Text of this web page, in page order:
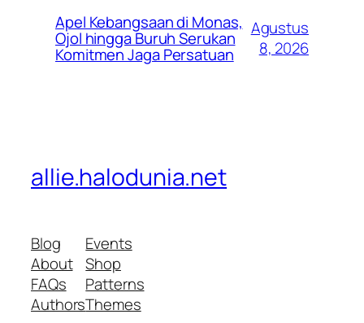
Apel Kebangsaan di Monas,
Ojol hingga Buruh Serukan
Komitmen Jaga Persatuan
Agustus
8, 2026
allie.halodunia.net
Blog
About
FAQs
Authors
Events
Shop
Patterns
Themes